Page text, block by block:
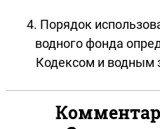
4. Порядок
водного фонда
Кодексом и водным